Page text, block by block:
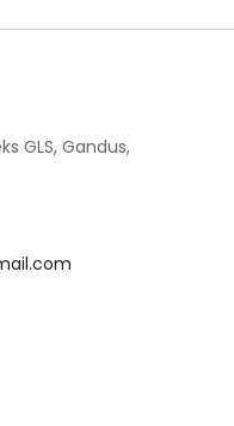
GLS, Gandus,